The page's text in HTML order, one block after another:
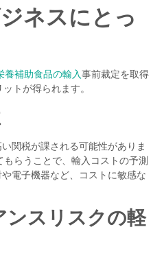
ネスにとっ
養補助食品の輸入事前裁定を取得
トが得られます。
関税が課される可能性がありま
らうことで、輸入コストの予測
電子機器など、コストに敏感な
ンスリスクの軽